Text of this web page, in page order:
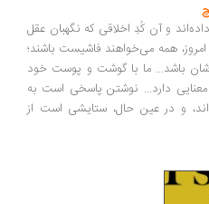
و آن کُدِ اخلاقی که نگهبان عقل
همه می‌خواهند فاشیست باشند؛
باشد... ما با گوشت و پوست خود
دارد... نوشتن پاسخی است به
و در عین حال، ستایشی است از